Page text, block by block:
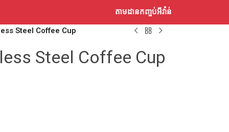
តាមដានកញ្ចប់អីវ៉ាន់
Steel Coffee Cup
Steel Coffee Cup